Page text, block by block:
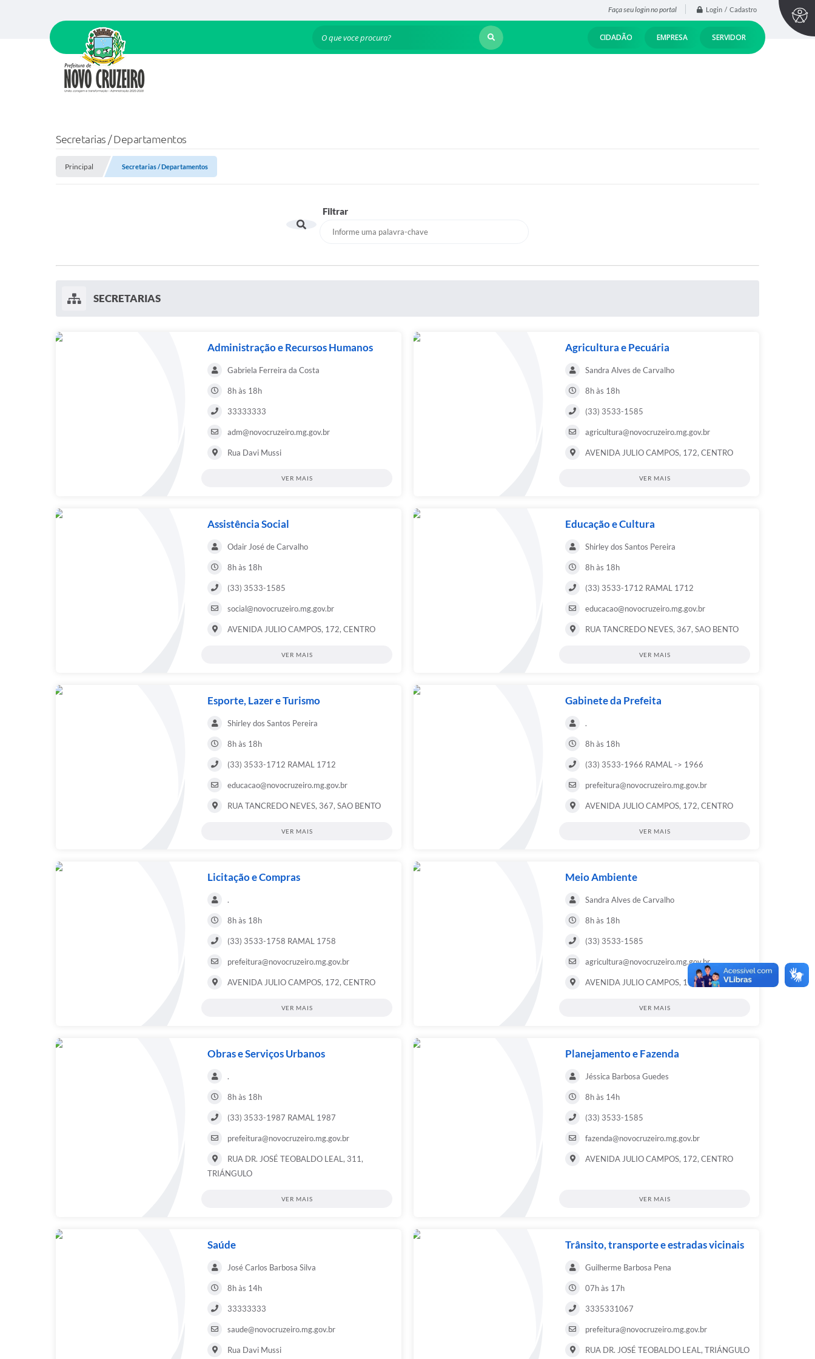
Faça seu login no portal Login / Cadastro
O que voce procura? CIDADÃO EMPRESA SERVIDOR
Secretarias / Departamentos
Principal Secretarias / Departamentos
Filtrar
SECRETARIAS
Administração e Recursos Humanos
Gabriela Ferreira da Costa
8h às 18h
33333333
adm@novocruzeiro.mg.gov.br
Rua Davi Mussi
VER MAIS
Agricultura e Pecuária
Sandra Alves de Carvalho
8h às 18h
(33) 3533-1585
agricultura@novocruzeiro.mg.gov.br
AVENIDA JULIO CAMPOS, 172, CENTRO
VER MAIS
Assistência Social
Odair José de Carvalho
8h às 18h
(33) 3533-1585
social@novocruzeiro.mg.gov.br
AVENIDA JULIO CAMPOS, 172, CENTRO
VER MAIS
Educação e Cultura
Shirley dos Santos Pereira
8h às 18h
(33) 3533-1712 RAMAL 1712
educacao@novocruzeiro.mg.gov.br
RUA TANCREDO NEVES, 367, SAO BENTO
VER MAIS
Esporte, Lazer e Turismo
Shirley dos Santos Pereira
8h às 18h
(33) 3533-1712 RAMAL 1712
educacao@novocruzeiro.mg.gov.br
RUA TANCREDO NEVES, 367, SAO BENTO
VER MAIS
Gabinete da Prefeita
.
8h às 18h
(33) 3533-1966 RAMAL -> 1966
prefeitura@novocruzeiro.mg.gov.br
AVENIDA JULIO CAMPOS, 172, CENTRO
VER MAIS
Licitação e Compras
.
8h às 18h
(33) 3533-1758 RAMAL 1758
prefeitura@novocruzeiro.mg.gov.br
AVENIDA JULIO CAMPOS, 172, CENTRO
VER MAIS
Meio Ambiente
Sandra Alves de Carvalho
8h às 18h
(33) 3533-1585
agricultura@novocruzeiro.mg.gov.br
AVENIDA JULIO CAMPOS, 172, CENTRO
VER MAIS
Obras e Serviços Urbanos
.
8h às 18h
(33) 3533-1987 RAMAL 1987
prefeitura@novocruzeiro.mg.gov.br
RUA DR. JOSÉ TEOBALDO LEAL, 311,
TRIÁNGULO
VER MAIS
Planejamento e Fazenda
Jéssica Barbosa Guedes
8h às 14h
(33) 3533-1585
fazenda@novocruzeiro.mg.gov.br
AVENIDA JULIO CAMPOS, 172, CENTRO
VER MAIS
Saúde
José Carlos Barbosa Silva
8h às 14h
33333333
saude@novocruzeiro.mg.gov.br
Rua Davi Mussi
Trânsito, transporte e estradas vicinais
Guilherme Barbosa Pena
07h às 17h
3335331067
prefeitura@novocruzeiro.mg.gov.br
RUA DR. JOSÉ TEOBALDO LEAL, TRIÁNGULO